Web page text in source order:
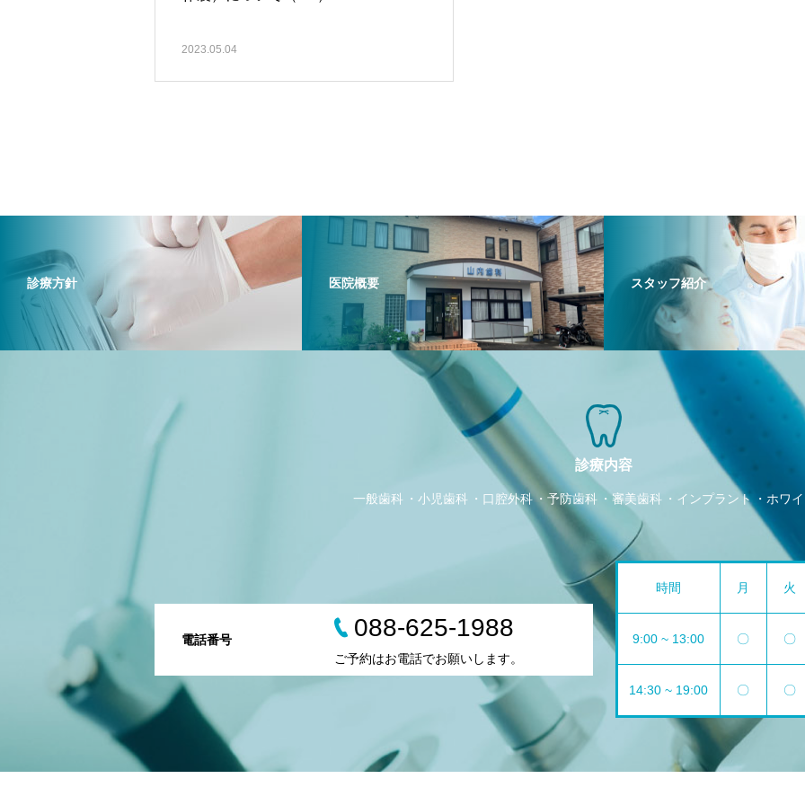
2023.05.04
診療方針 医院概要 スタッフ紹介
診療内容
一般歯科 小児歯科 口腔外科 予防歯科 審美歯科 インプラント ホワ
電話番号 088-625-1988
ご予約はお電話でお願いします。
時間 月 火
9:00 ~ 13:00 〇 〇
14:30 ~ 19:00 〇 〇